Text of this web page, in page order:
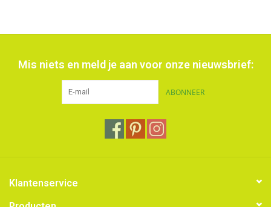
Mis niets en meld je aan voor onze nieuwsbrief:
ABONNEER
Klantenservice